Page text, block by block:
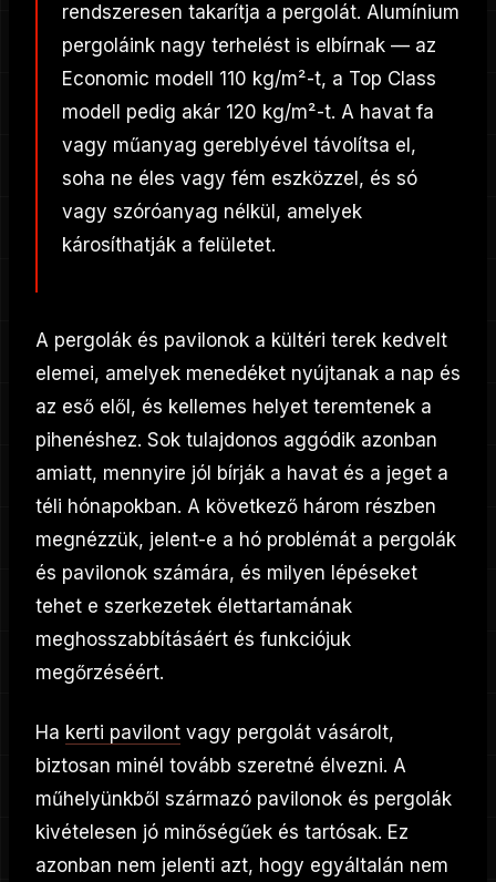
rendszeresen takarítja a pergolát. Alumínium
pergoláink nagy terhelést is elbírnak — az
Economic modell 110 kg/m²-t, a Top Class
modell pedig akár 120 kg/m²-t. A havat fa
vagy műanyag gereblyével távolítsa el,
soha ne éles vagy fém eszközzel, és só
vagy szóróanyag nélkül, amelyek
károsíthatják a felületet.
A pergolák és pavilonok a kültéri terek kedvelt
elemei, amelyek menedéket nyújtanak a nap és
az eső elől, és kellemes helyet teremtenek a
pihenéshez. Sok tulajdonos aggódik azonban
amiatt, mennyire jól bírják a havat és a jeget a
téli hónapokban. A következő három részben
megnézzük, jelent-e a hó problémát a pergolák
és pavilonok számára, és milyen lépéseket
tehet e szerkezetek élettartamának
meghosszabbításáért és funkciójuk
megőrzéséért.
Ha kerti pavilont vagy pergolát vásárolt,
biztosan minél tovább szeretné élvezni. A
műhelyünkből származó pavilonok és pergolák
kivételesen jó minőségűek és tartósak. Ez
azonban nem jelenti azt, hogy egyáltalán nem